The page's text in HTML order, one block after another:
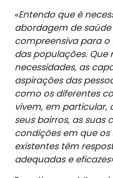
«Entendo que é
abordagem de
compreensiva para
das populações. Que
necessidades, as
aspirações das
como os diferentes
vivem, em particular,
seus bairros, as suas
condições em que os
existentes têm
adequadas e